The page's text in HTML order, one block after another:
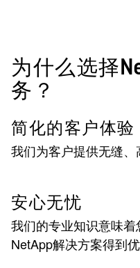
为什么选择
务？
简化的客户体验
我们为客户提供无缝、
安心无忧
我们的专业知识意味
NetApp解决方案得到优